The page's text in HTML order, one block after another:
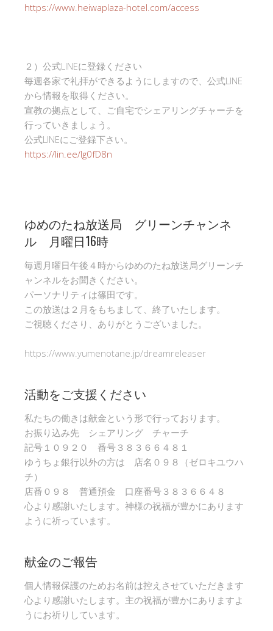
https://www.heiwaplaza-hotel.com/access
２）公式LINEに登録ください
毎週各家で礼拝ができるようにしますので、公式LINE
から情報を取得ください。
宣教の拠点として、ご自宅でシェアリングチャーチを
行っていきましょう。
公式LINEにご登録下さい。
https://lin.ee/Ig0fD8n
ゆめのたね放送局 グリーンチャンネ
ル 月曜日16時
毎週月曜日午後４時からゆめのたね放送局グリーンチ
ャンネルをお聞きください。
パーソナリティは篠田です。
この放送は２月をもちまして、終了いたします。
ご視聴くださり、ありがとうございました。
https://www.yumenotane.jp/dreamreleaser
活動をご支援ください
私たちの働きは献金という形で行っております。
お振り込み先 シェアリング チャーチ
記号１０９２０ 番号３８３６６４８１
ゆうちょ銀行以外の方は 店名０９８（ゼロキユウハ
チ）
店番０９８ 普通預金 口座番号３８３６６４８
心より感謝いたします。神様の祝福が豊かにあります
ように祈っています。
献金のご報告
個人情報保護のためお名前は控えさせていただきます
心より感謝いたします。主の祝福が豊かにありますよ
うにお祈りしています。